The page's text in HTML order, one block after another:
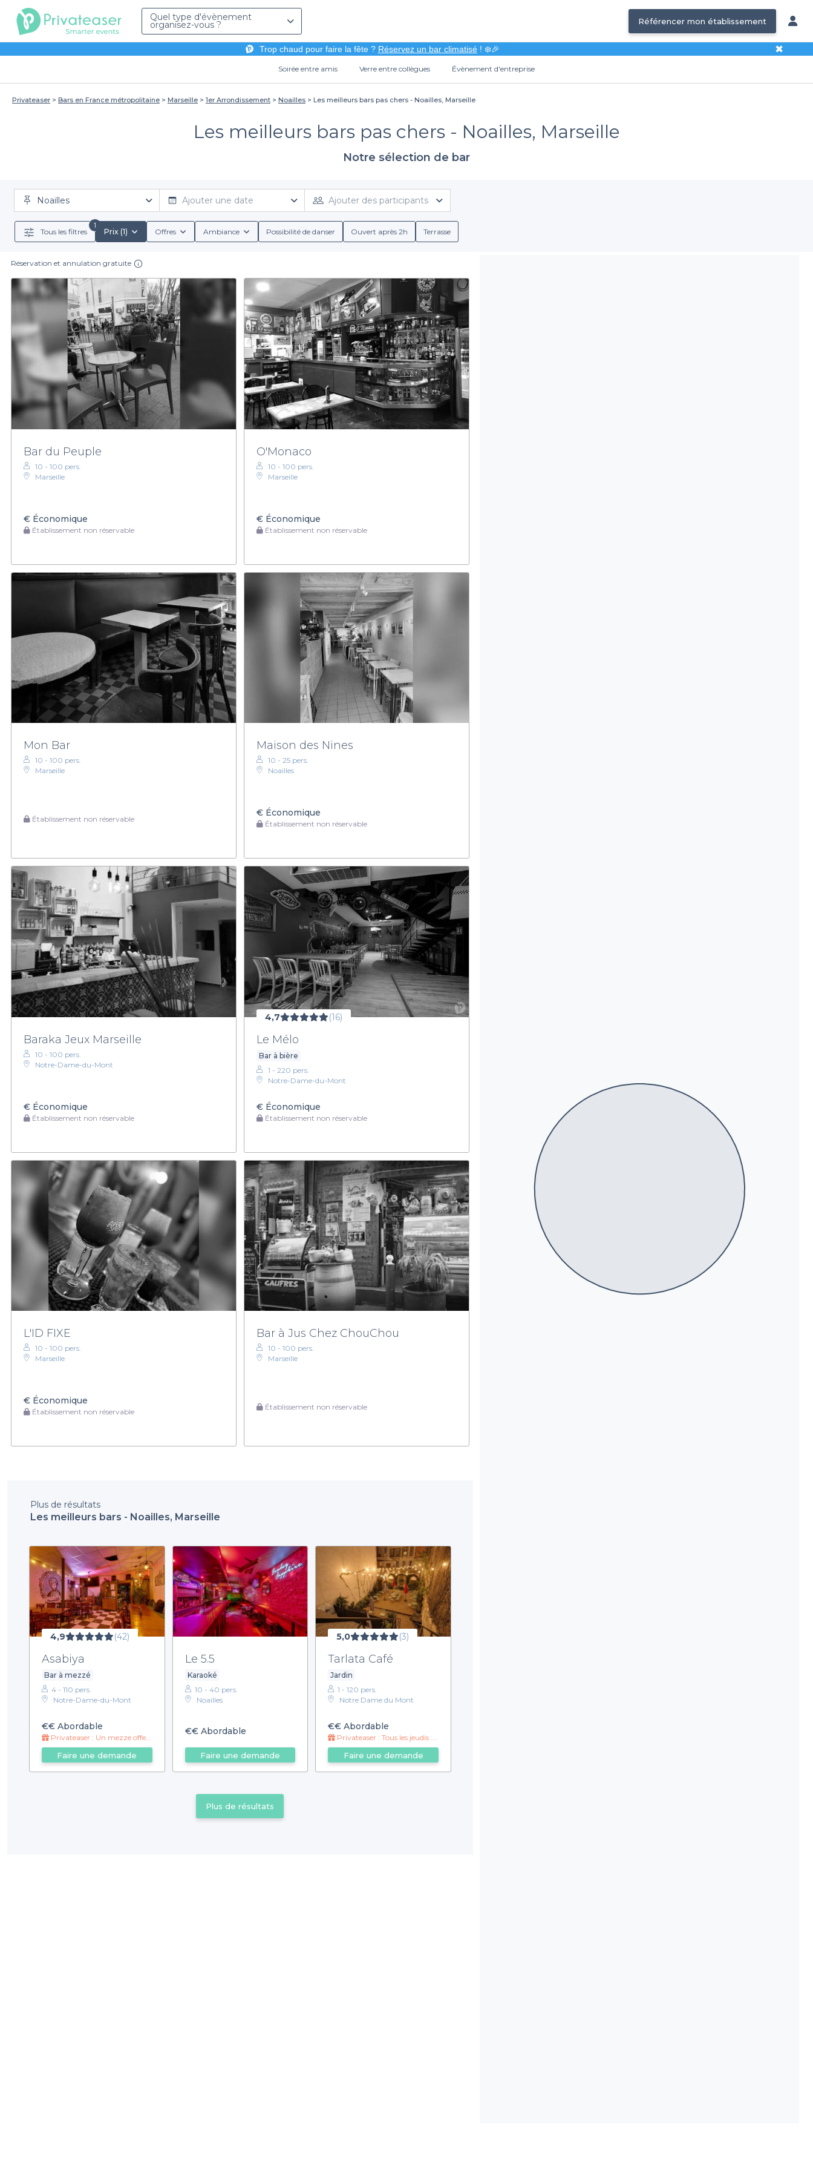
Quel type d'évènement
organisez-vous ? Référencer mon établissement
Trop chaud pour faire la fête ? Réservez un bar climatisé! ❄️🎉 ✖
Soirée entre amis Verre entre collègues Évènement d'entreprise
Privateaser Bars en France métropolitaine Marseille 1er Arrondissement Noailles Les meilleurs bars pas chers - Noailles, Marseille
Les meilleurs bars pas chers - Noailles, Marseille
Notre sélection de bar
Noailles Ajouter une date Ajouter des participants
Tous les filtres
1
Prix (1) Offres Ambiance Possibilité de danser Ouvert après 2h Terrasse
Réservation et annulation gratuite
Bar du Peuple
10 - 100 pers.
Marseille
€ Économique
Établissement non réservable
O'Monaco
10 - 100 pers.
Marseille
€Économique
Établissement non réservable
Mon Bar
10 - 100 pers.
Marseille
Établissement non réservable
Maison des Nines
10 - 25 pers.
Noailles
€Économique
Établissement non réservable
Baraka Jeux Marseille
10 - 100 pers.
Notre-Dame-du-Mont
€ Économique
Établissement non réservable
4,7 (16)
Le Mélo
Bar à bière
1 - 220 pers.
Notre-Dame-du-Mont
€Économique
Établissement non réservable
L'ID FIXE
10 - 100 pers.
Marseille
€ Économique
Établissement non réservable
Bar à Jus Chez ChouChou
10 - 100 pers.
Marseille
Établissement non réservable
Plus de résultats
Les meilleurs bars - Noailles, Marseille
4,9 (42)
Asabiya
Bar à mezzé
4 - 110 pers.
Notre-Dame-du-Mont
€€ Abordable
Privateaser : Un mezze offert pour les groupes Privateaser !
Faire une demande
Le 5.5
Karaoké
10 - 40 pers.
Noailles
€€Abordable
Faire une demande
5,0 (3)
Tarlata Café
Jardin
1 - 120 pers.
Notre Dame du Mont
€€ Abordable
Privateaser : Tous les jeudis : 1 verre acheté 1 verre offert
Faire une demande
Plus de résultats